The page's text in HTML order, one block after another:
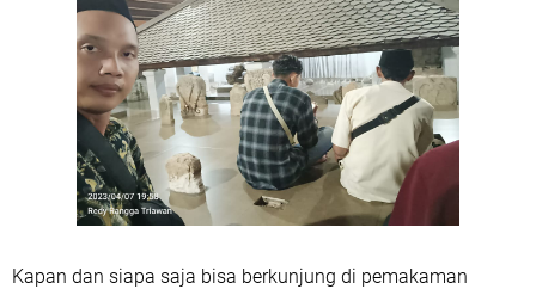
Kapan dan siapa saja bisa berkunjung di pemakaman